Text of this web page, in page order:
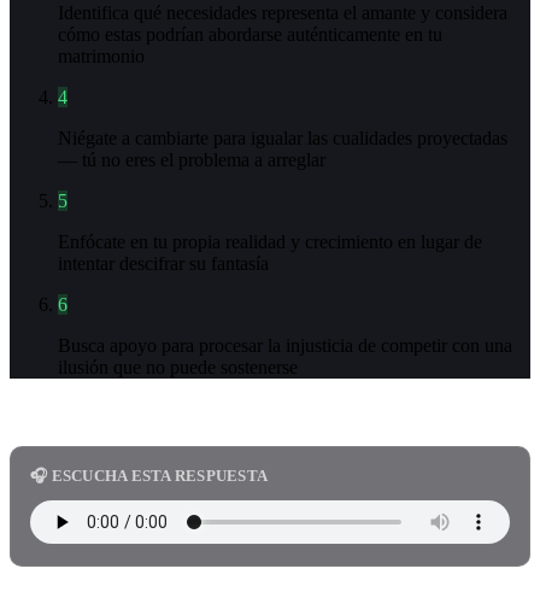
Identifica qué necesidades representa el amante y considera
cómo estas podrían abordarse auténticamente en tu
matrimonio
4
Niégate a cambiarte para igualar las cualidades proyectadas
— tú no eres el problema a arreglar
5
Enfócate en tu propia realidad y crecimiento en lugar de
intentar descifrar su fantasía
6
Busca apoyo para procesar la injusticia de competir con una
ilusión que no puede sostenerse
🎧 ESCUCHA ESTA RESPUESTA